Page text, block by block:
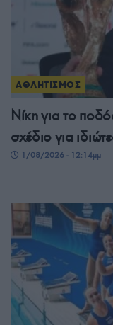
ΑΘΛΗΤΙΣΜΟΣ
Νίκη για το
σχέδιο για
1/08/2026 - 12:14μμ